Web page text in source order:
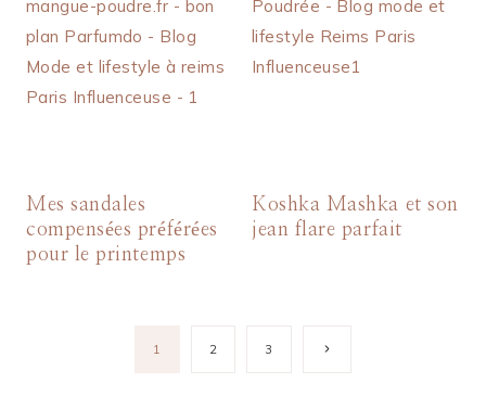
Mes sandales
compensées préférées
pour le printemps
Koshka Mashka et son
jean flare parfait
Navigation
1 2 3
Page